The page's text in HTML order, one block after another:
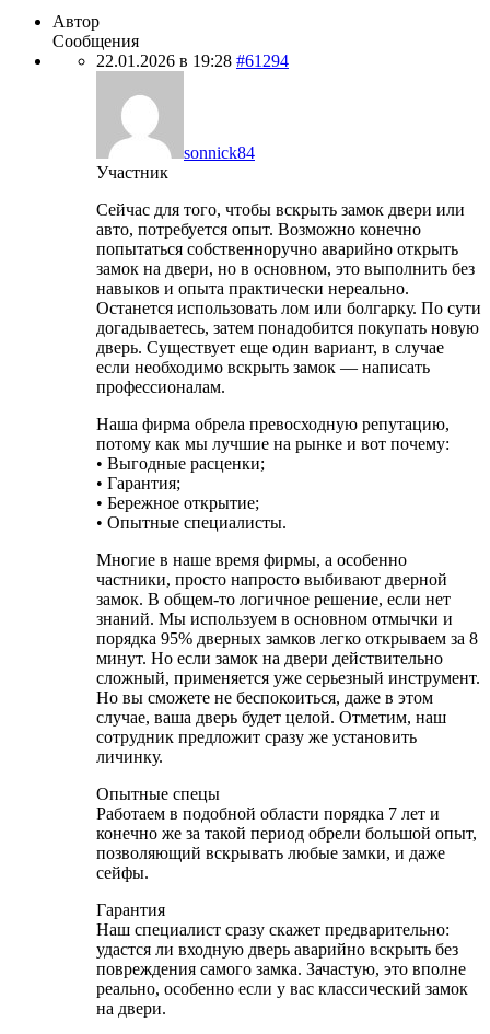
Автор
Сообщения
22.01.2026 в 19:28 #61294
sonnick84
Участник
Сейчас для того, чтобы вскрыть замок двери или
авто, потребуется опыт. Возможно конечно
попытаться собственноручно аварийно открыть
замок на двери, но в основном, это выполнить без
навыков и опыта практически нереально.
Останется использовать лом или болгарку. По сути
догадываетесь, затем понадобится покупать новую
дверь. Существует еще один вариант, в случае
если необходимо вскрыть замок — написать
профессионалам.
Наша фирма обрела превосходную репутацию,
потому как мы лучшие на рынке и вот почему:
• Выгодные расценки;
• Гарантия;
• Бережное открытие;
• Опытные специалисты.
Многие в наше время фирмы, а особенно
частники, просто напросто выбивают дверной
замок. В общем-то логичное решение, если нет
знаний. Мы используем в основном отмычки и
порядка 95% дверных замков легко открываем за 8
минут. Но если замок на двери действительно
сложный, применяется уже серьезный инструмент.
Но вы сможете не беспокоиться, даже в этом
случае, ваша дверь будет целой. Отметим, наш
сотрудник предложит сразу же установить
личинку.
Опытные спецы
Работаем в подобной области порядка 7 лет и
конечно же за такой период обрели большой опыт,
позволяющий вскрывать любые замки, и даже
сейфы.
Гарантия
Наш специалист сразу скажет предварительно:
удастся ли входную дверь аварийно вскрыть без
повреждения самого замка. Зачастую, это вполне
реально, особенно если у вас классический замок
на двери.